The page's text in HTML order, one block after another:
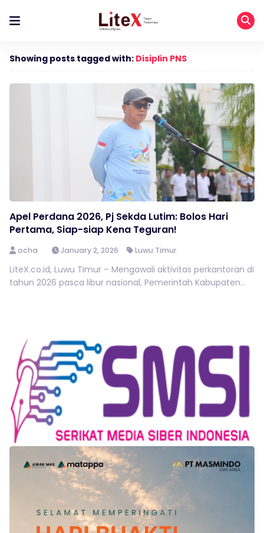
Showing posts tagged with: Disiplin PNS
Apel Perdana 2026, Pj Sekda Lutim: Bolos Hari
Pertama, Siap-siap Kena Teguran!
ocha January 2, 2026 Luwu Timur
LiteX.co.id, Luwu Timur – Mengawali aktivitas perkantoran di
tahun 2026 pasca libur nasional, Pemerintah Kabupaten...